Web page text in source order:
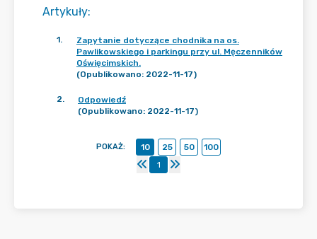
Artykuły:
1.
Zapytanie dotyczące chodnika na os.
Pawlikowskiego i parkingu przy ul. Męczenników
Oświęcimskich.
(Opublikowano: 2022-11-17)
2.
Odpowiedź
(Opublikowano: 2022-11-17)
POKAŻ: 10 25 50
100
1